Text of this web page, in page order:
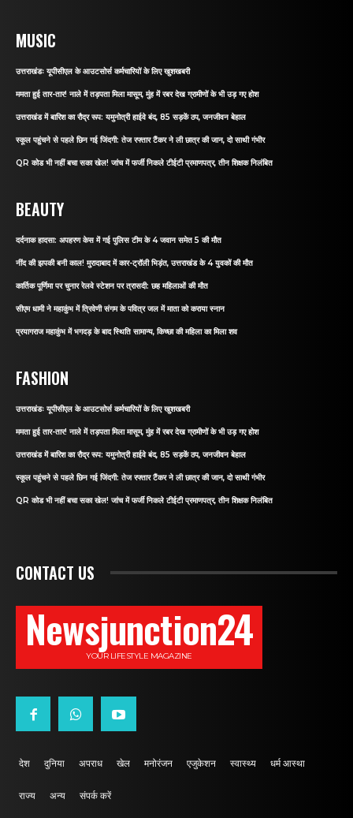
MUSIC
उत्तराखंडः यूपीसीएल के आउटसोर्स कर्मचारियों के लिए खुशखबरी
ममता हुई तार-तार! नाले में तड़पता मिला मासूम, मुंह में रबर देख ग्रामीणों के भी उड़ गए होश
उत्तराखंड में बारिश का रौद्र रूप: यमुनोत्री हाईवे बंद, 85 सड़कें ठप, जनजीवन बेहाल
स्कूल पहुंचने से पहले छिन गई जिंदगी: तेज रफ्तार टैंकर ने ली छात्र की जान, दो साथी गंभीर
QR कोड भी नहीं बचा सका खेल! जांच में फर्जी निकले टीईटी प्रमाणपत्र, तीन शिक्षक निलंबित
BEAUTY
दर्दनाक हादसा: अपहरण केस में गई पुलिस टीम के 4 जवान समेत 5 की मौत
नींद की झपकी बनी काल! मुरादाबाद में कार-ट्रॉली भिड़ंत, उत्तराखंड के 4 युवकों की मौत
कार्तिक पूर्णिमा पर चुनार रेलवे स्टेशन पर त्रासदी: छह महिलाओं की मौत
सीएम धामी ने महाकुंभ में त्रिवेणी संगम के पवित्र जल में माता को कराया स्नान
प्रयागराज महाकुंभ में भगदड़ के बाद स्थिति सामान्य, किच्छा की महिला का मिला शव
FASHION
उत्तराखंडः यूपीसीएल के आउटसोर्स कर्मचारियों के लिए खुशखबरी
ममता हुई तार-तार! नाले में तड़पता मिला मासूम, मुंह में रबर देख ग्रामीणों के भी उड़ गए होश
उत्तराखंड में बारिश का रौद्र रूप: यमुनोत्री हाईवे बंद, 85 सड़कें ठप, जनजीवन बेहाल
स्कूल पहुंचने से पहले छिन गई जिंदगी: तेज रफ्तार टैंकर ने ली छात्र की जान, दो साथी गंभीर
QR कोड भी नहीं बचा सका खेल! जांच में फर्जी निकले टीईटी प्रमाणपत्र, तीन शिक्षक निलंबित
CONTACT US
Newsjunction24
YOUR LIFESTYLE MAGAZINE
देश दुनिया अपराध खेल मनोरंजन एजुकेशन स्वास्थ्य धर्म आस्था
राज्य अन्य संपर्क करें